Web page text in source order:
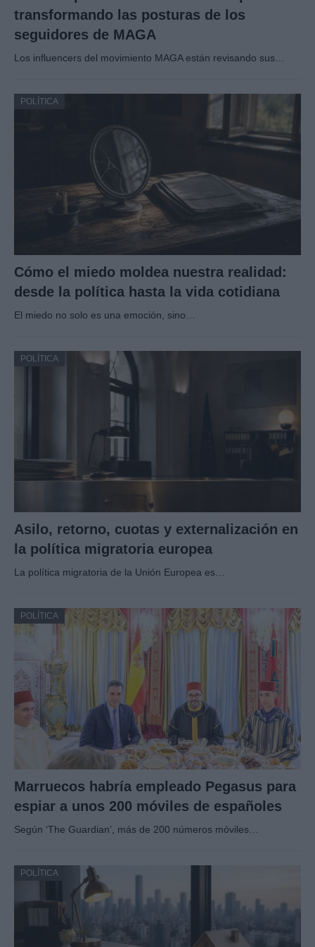
transformando las posturas de los
seguidores de MAGA
Los influencers del movimiento MAGA están revisando sus…
POLÍTICA
Cómo el miedo moldea nuestra realidad:
desde la política hasta la vida cotidiana
El miedo no solo es una emoción, sino…
POLÍTICA
Asilo, retorno, cuotas y externalización en
la política migratoria europea
La política migratoria de la Unión Europea es…
POLÍTICA
Marruecos habría empleado Pegasus para
espiar a unos 200 móviles de españoles
Según ‘The Guardian’, más de 200 números móviles…
POLÍTICA